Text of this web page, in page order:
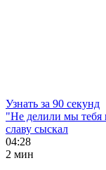
Узнать за 90 секунд
"Не делили мы тебя
славу сыскал
04:28
2 мин